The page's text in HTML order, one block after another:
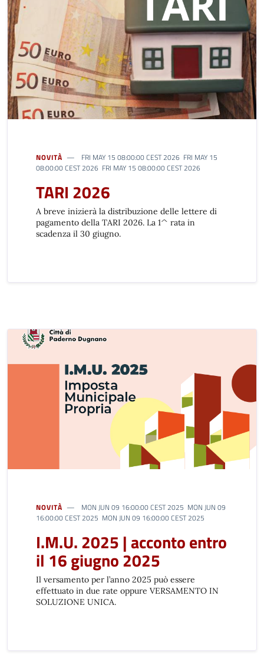
NOVITÀ
FRI MAY 15 08:00:00 CEST 2026 FRI MAY 15
08:00:00 CEST 2026 FRI MAY 15 08:00:00 CEST 2026
TARI 2026
A breve inizierà la distribuzione delle lettere di
pagamento della TARI 2026. La 1^ rata in
scadenza il 30 giugno.
NOVITÀ
MON JUN 09 16:00:00 CEST 2025 MON JUN 09
16:00:00 CEST 2025 MON JUN 09 16:00:00 CEST 2025
I.M.U. 2025 | acconto entro
il 16 giugno 2025
Il versamento per l’anno 2025 può essere
effettuato in due rate oppure VERSAMENTO IN
SOLUZIONE UNICA.